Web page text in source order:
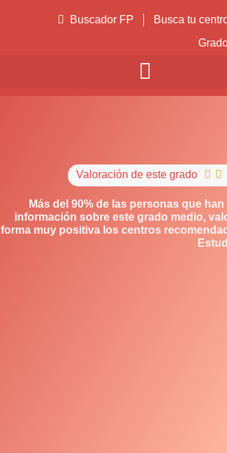
Buscador FP Busca tu
Valoración de este grado  
Más del 90% de las personas que
información sobre este grado medio,
forma muy positiva los centros